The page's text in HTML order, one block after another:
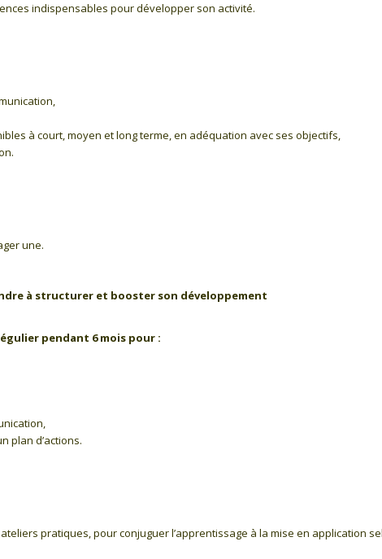
indispensables pour développer son activité.
à court, moyen et long terme, en adéquation avec ses objectifs,
une.
à structurer et booster son développement
pendant 6 mois pour :
plan d’actions.
pratiques, pour conjuguer l’apprentissage à la mise en application